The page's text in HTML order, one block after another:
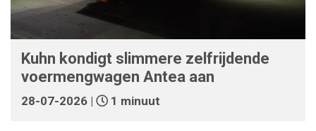
Kuhn kondigt slimmere zelfrijdende
voermengwagen Antea aan
28-07-2026 | 1 minuut